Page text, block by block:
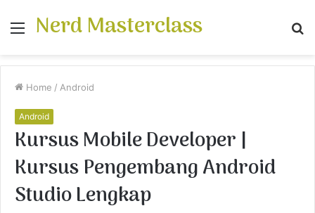
Menu
Nerd Masterclass
Home / Android
Android
Kursus Mobile Developer |
Kursus Pengembang Android
Studio Lengkap